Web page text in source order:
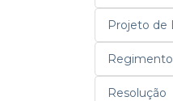
Projeto de
Resolução